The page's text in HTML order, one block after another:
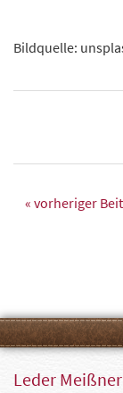
Bildquelle:
« vorheriger
Leder Meißner